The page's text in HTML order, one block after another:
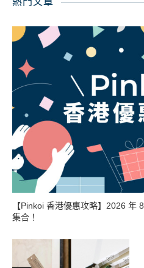
【Pinkoi 香港優惠攻略】2026 年
集合！